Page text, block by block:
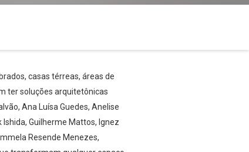
casas térreas, áreas de
ter soluções arquitetônicas
Ana Luísa Guedes, Anelise
Ishida, Guilherme Mattos, Ignez
Resende Menezes,